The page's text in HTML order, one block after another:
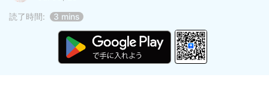
オンラインツール
製品活用
ヘルプセンター
データ転送
無料ダウンロード ログイン
読了時間:
3 mins